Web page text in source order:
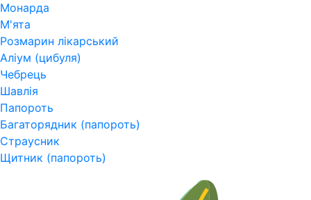
Монарда
М'ята
Розмарин лікарський
Аліум (цибуля)
Чебрець
Шавлія
Папороть
Багаторядник (папороть)
Страусник
Щитник (папороть)